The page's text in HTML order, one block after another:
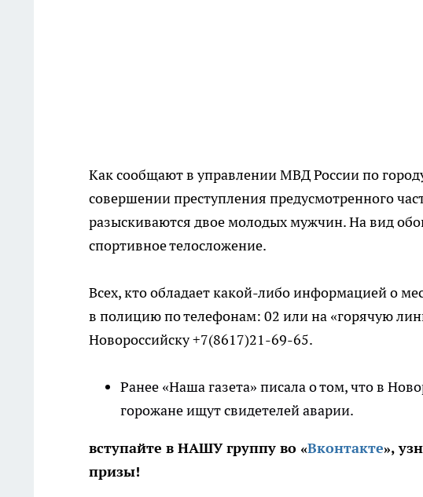
Как сообщают в управлении МВД России по
совершении преступления предусмотренного
разыскиваются двое молодых мужчин. На вид
спортивное телосложение.
Всех, кто обладает какой-либо информацией о
в полицию по телефонам: 02 или на «горячую
Новороссийску +7(8617)21-69-65.
Ранее «Наша газета» писала о том, что в
горожане ищут свидетелей аварии.
вступайте в НАШУ группу во «Вконтакте»,
призы!